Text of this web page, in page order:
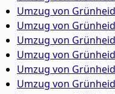
Umzug von
Umzug von
Umzug von
Umzug von
Umzug von
Umzug von